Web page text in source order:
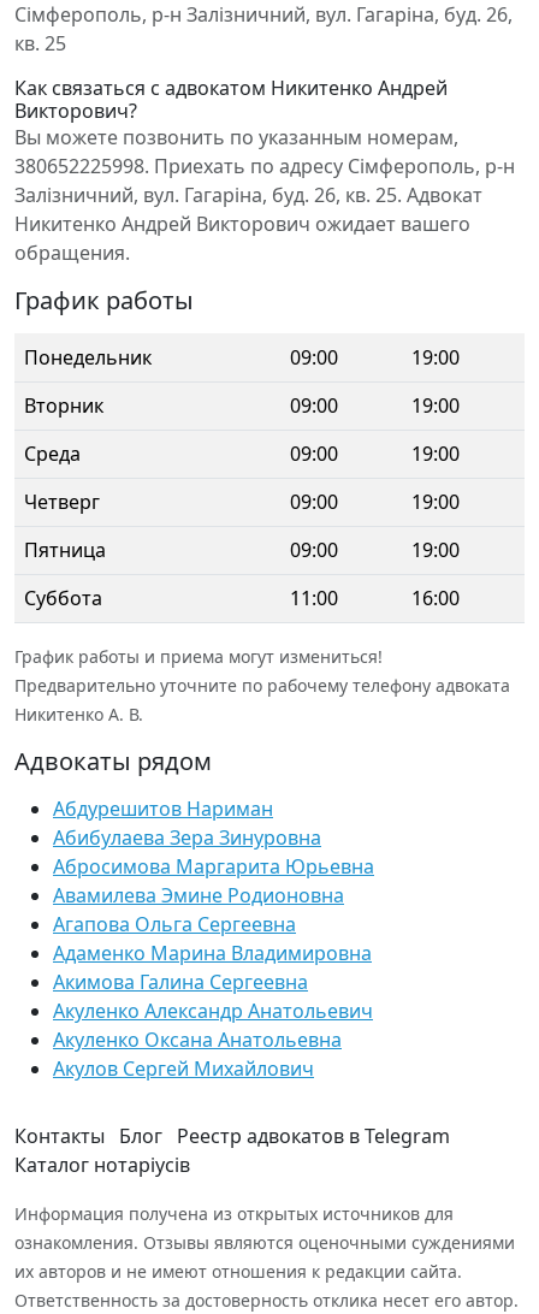
Сімферополь, р-н Залізничний, вул. Гагаріна, буд. 26,
кв. 25
Как связаться с адвокатом Никитенко Андрей
Викторович?
Вы можете позвонить по указанным номерам,
380652225998. Приехать по адресу Сімферополь, р-н
Залізничний, вул. Гагаріна, буд. 26, кв. 25. Адвокат
Никитенко Андрей Викторович ожидает вашего
обращения.
График работы
Понедельник 09:00
19:00
Вторник
09:00
19:00
Среда
09:00
19:00
Четверг
09:00
19:00
Пятница
09:00
19:00
Суббота
11:00 16:00
График работы и приема могут измениться!
Предварительно уточните по рабочему телефону адвоката
Никитенко А. В.
Адвокаты рядом
Абдурешитов Нариман
Абибулаева Зера Зинуровна
Абросимова Маргарита Юрьевна
Авамилева Эмине Родионовна
Агапова Ольга Сергеевна
Адаменко Марина Владимировна
Акимова Галина Сергеевна
Акуленко Александр Анатольевич
Акуленко Оксана Анатольевна
Акулов Сергей Михайлович
Контакты Блог Реестр адвокатов в Telegram
Каталог нотаріусів
Информация получена из открытых источников для
ознакомления. Отзывы являются оценочными суждениями
их авторов и не имеют отношения к редакции сайта.
Ответственность за достоверность отклика несет его автор.